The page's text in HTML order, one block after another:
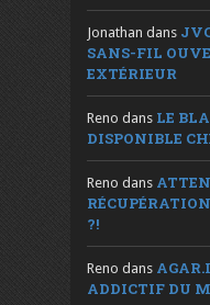
Jonathan dans
SANS-FIL
EXTÉRIEUR
Reno dans LE
DISPONIBLE
Reno dans
?!
Reno dans
ADDICTIF DU